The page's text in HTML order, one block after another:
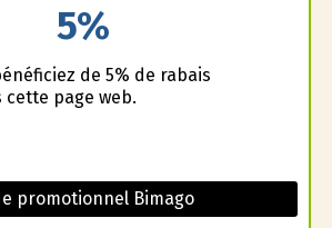
5%
de 5% de rabais
page web.
promotionnel Bimago